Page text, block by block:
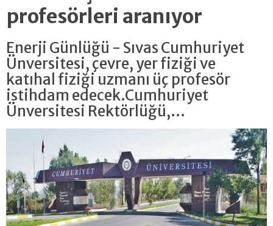
profesörleri aranıyor
Enerji Günlüğü - Sıvas Cumhuriyet
Ünversitesi, çevre, yer fiziği ve
katıhal fiziği uzmanı üç profesör
istihdam edecek.Cumhuriyet
Ünversitesi Rektörlüğü,...